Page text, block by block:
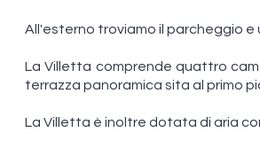
All'esterno troviamo il parcheggio
La Villetta comprende quattro
terrazza panoramica sita al primo
La Villetta è inoltre dotata di aria